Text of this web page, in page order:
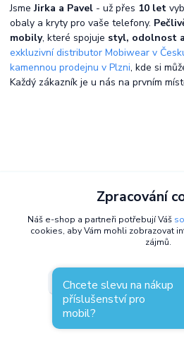
JsmeJirka a Pavel - už přes 10 let
obaly a kryty pro vaše telefony.
mobily, které spojuje styl, odolnost
exkluzivní distributor Mobiwear v
kamennou prodejnu v Plzni, kde si
Každý zákazník je u nás na prvním
Zpracování
Náš e-shop a partneři potřebují Váš
cookies, aby Vám mohli zobrazovat
zájmů.
Nastavení V
Souhlas můžete
Chcete slevu na nákup
příslušenství pro
mobil?